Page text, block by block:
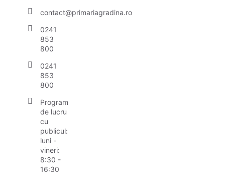
contact@primariagradina.ro
0241
853
800
0241
853
800
Program
de lucru
cu
publicul:
luni -
vineri:
8:30 -
16:30